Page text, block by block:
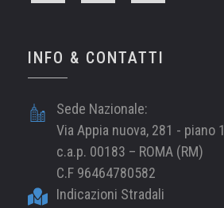
INFO & CONTATTI
Sede Nazionale:
Via Appia nuova, 281 - piano
c.a.p. 00183 – ROMA (RM)
C.F 96464780582
Indicazioni Stradali